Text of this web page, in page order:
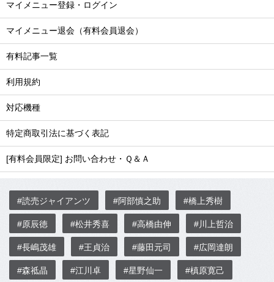
マイメニュー登録・ログイン
マイメニュー退会（有料会員退会）
有料記事一覧
利用規約
対応機種
特定商取引法に基づく表記
[有料会員限定] お問い合わせ・Ｑ＆Ａ
#読売ジャイアンツ #阿部慎之助 #橋上秀樹
#原辰徳 #松井秀喜 #高橋由伸 #川上哲治
#長嶋茂雄 #王貞治 #藤田元司 #広岡達朗
#森祗晶 #江川卓 #星野仙一 #槙原寛己